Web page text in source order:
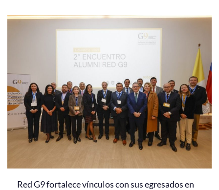
Red G9 fortalece vínculos con sus egresados en